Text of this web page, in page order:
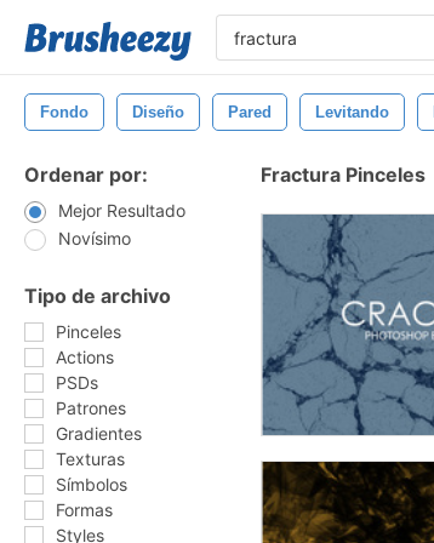
Fondo Diseño Pared Levitando
Ordenar por:
Mejor Resultado
Novísimo
Tipo de archivo
Pinceles
Actions
PSDs
Patrones
Gradientes
Texturas
Símbolos
Formas
Styles
Fractura Pinceles